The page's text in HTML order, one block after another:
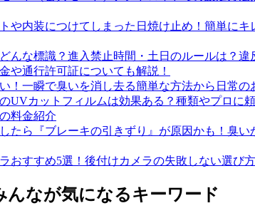
や通行許可証についても解説！
料金紹介
んなが気になるキーワード